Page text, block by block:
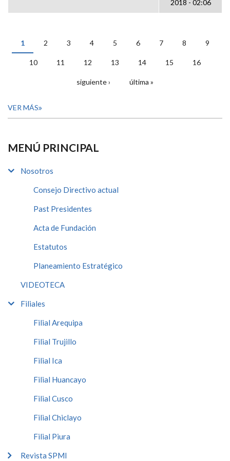
2018 - 02:06
PÁGINAS
1 2 3 4 5 6 7 8 9
10 11 12 13 14 15 16
siguiente › última »
VER MÁS
MENÚ PRINCIPAL
Nosotros
Consejo Directivo actual
Past Presidentes
Acta de Fundación
Estatutos
Planeamiento Estratégico
VIDEOTECA
Filiales
Filial Arequipa
Filial Trujillo
Filial Ica
Filial Huancayo
Filial Cusco
Filial Chiclayo
Filial Piura
Revista SPMI